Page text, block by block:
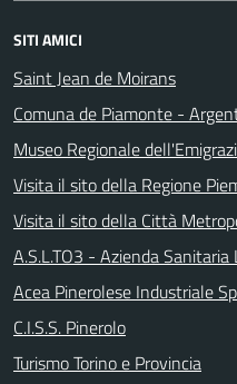
SITI AMICI
Saint Jean de Moirans
Comuna de Piamonte -
Museo Regionale
Visita il sito della Regione
Visita il sito della Città
A.S.L.TO3 - Azienda
Acea Pinerolese Industriale
C.I.S.S. Pinerolo
Turismo Torino e Provincia